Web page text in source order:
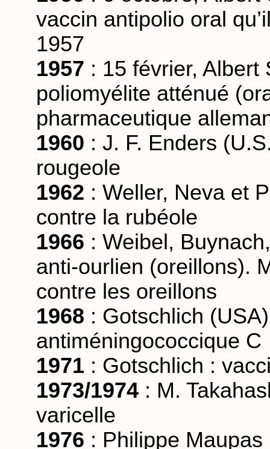
vaccin antipolio oral
1957
1957 : 15 février, Albert
poliomyélite atténué
pharmaceutique
1960 : J. F. Enders
rougeole
1962 : Weller, Neva et
contre la rubéole
1966 : Weibel,
anti-ourlien (oreillons).
contre les oreillons
1968 : Gotschlich
antiméningococcique C
1971 : Gotschlich :
1973/1974: M.
varicelle
1976 : Philippe